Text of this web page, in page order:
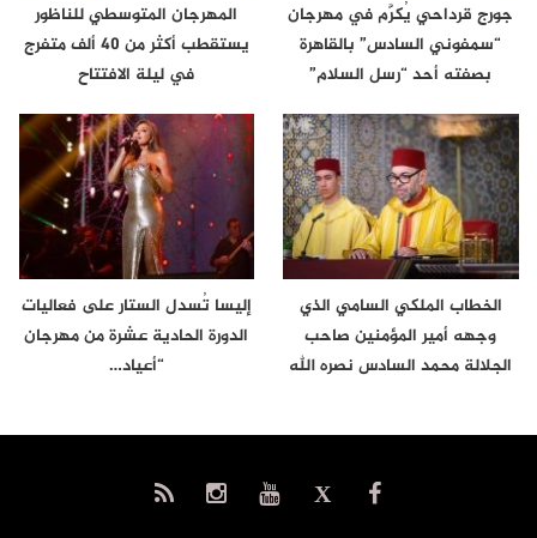
جورج قرداحي يُكرَّم في مهرجان
“سمفوني السادس” بالقاهرة
بصفته أحد “رسل السلام”
المهرجان المتوسطي للناظور
يستقطب أكثر من 40 ألف متفرج
في ليلة الافتتاح
الخطاب الملكي السامي الذي
وجهه أمير المؤمنين صاحب
الجلالة محمد السادس نصره الله
إليسا تُسدل الستار على فعاليات
الدورة الحادية عشرة من مهرجان
“أعياد…